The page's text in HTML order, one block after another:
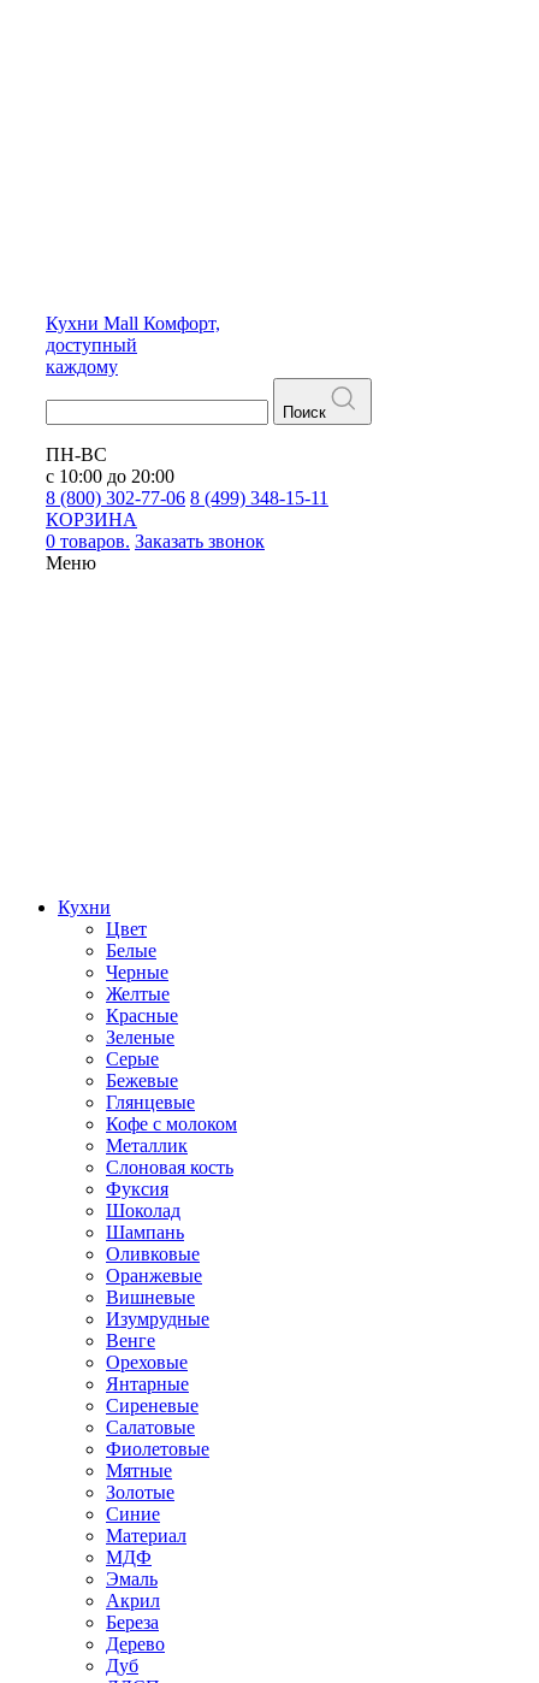
Кухни Mall Комфорт,
доступный
каждому
Поиск
ПН-ВС
с 10:00 до 20:00
8 (800) 302-77-06 8 (499) 348-15-11
КОРЗИНА
0 товаров. Заказать звонок
Меню
Кухни
Цвет
Белые
Черные
Желтые
Красные
Зеленые
Серые
Бежевые
Глянцевые
Кофе с молоком
Металлик
Слоновая кость
Фуксия
Шоколад
Шампань
Оливковые
Оранжевые
Вишневые
Изумрудные
Венге
Ореховые
Янтарные
Сиреневые
Салатовые
Фиолетовые
Мятные
Золотые
Синие
Материал
МДФ
Эмаль
Акрил
Береза
Дерево
Дуб